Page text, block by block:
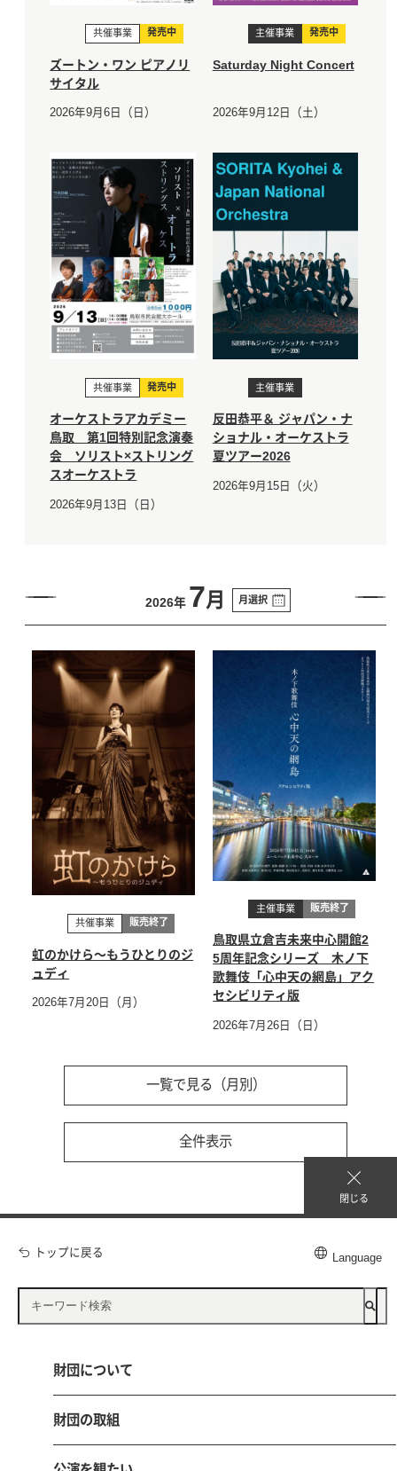
閉じる
トップに戻る Language
財団について
財団の取組
共催事業 発売中
ズートン・ワン ピアノリ
サイタル
2026年9月6日（日）
主催事業 発売中
Saturday Night Concert
2026年9月12日（土）
共催事業 発売中
オーケストラアカデミー
鳥取 第1回特別記念演奏
会 ソリスト×ストリング
スオーケストラ
2026年9月13日（日）
主催事業
反田恭平＆ ジャパン・ナ
ショナル・オーケストラ
夏ツアー2026
2026年9月15日（火）
2026年 7月 月選択
共催事業 販売終了
虹のかけら～もうひとりのジ
ュディ
2026年7月20日（月）
主催事業 販売終了
鳥取県立倉吉未来中心開館2
5周年記念シリーズ 木ノ下
歌舞伎「心中天の網島」アク
セシビリティ版
2026年7月26日（日）
一覧で見る（月別）
全件表示
〒680-0017 鳥取市尚徳町101-5
とりぎん文化会館（鳥取県立県民文化会館）内
電話 0857-21-8700 FAX 0857-21-8705